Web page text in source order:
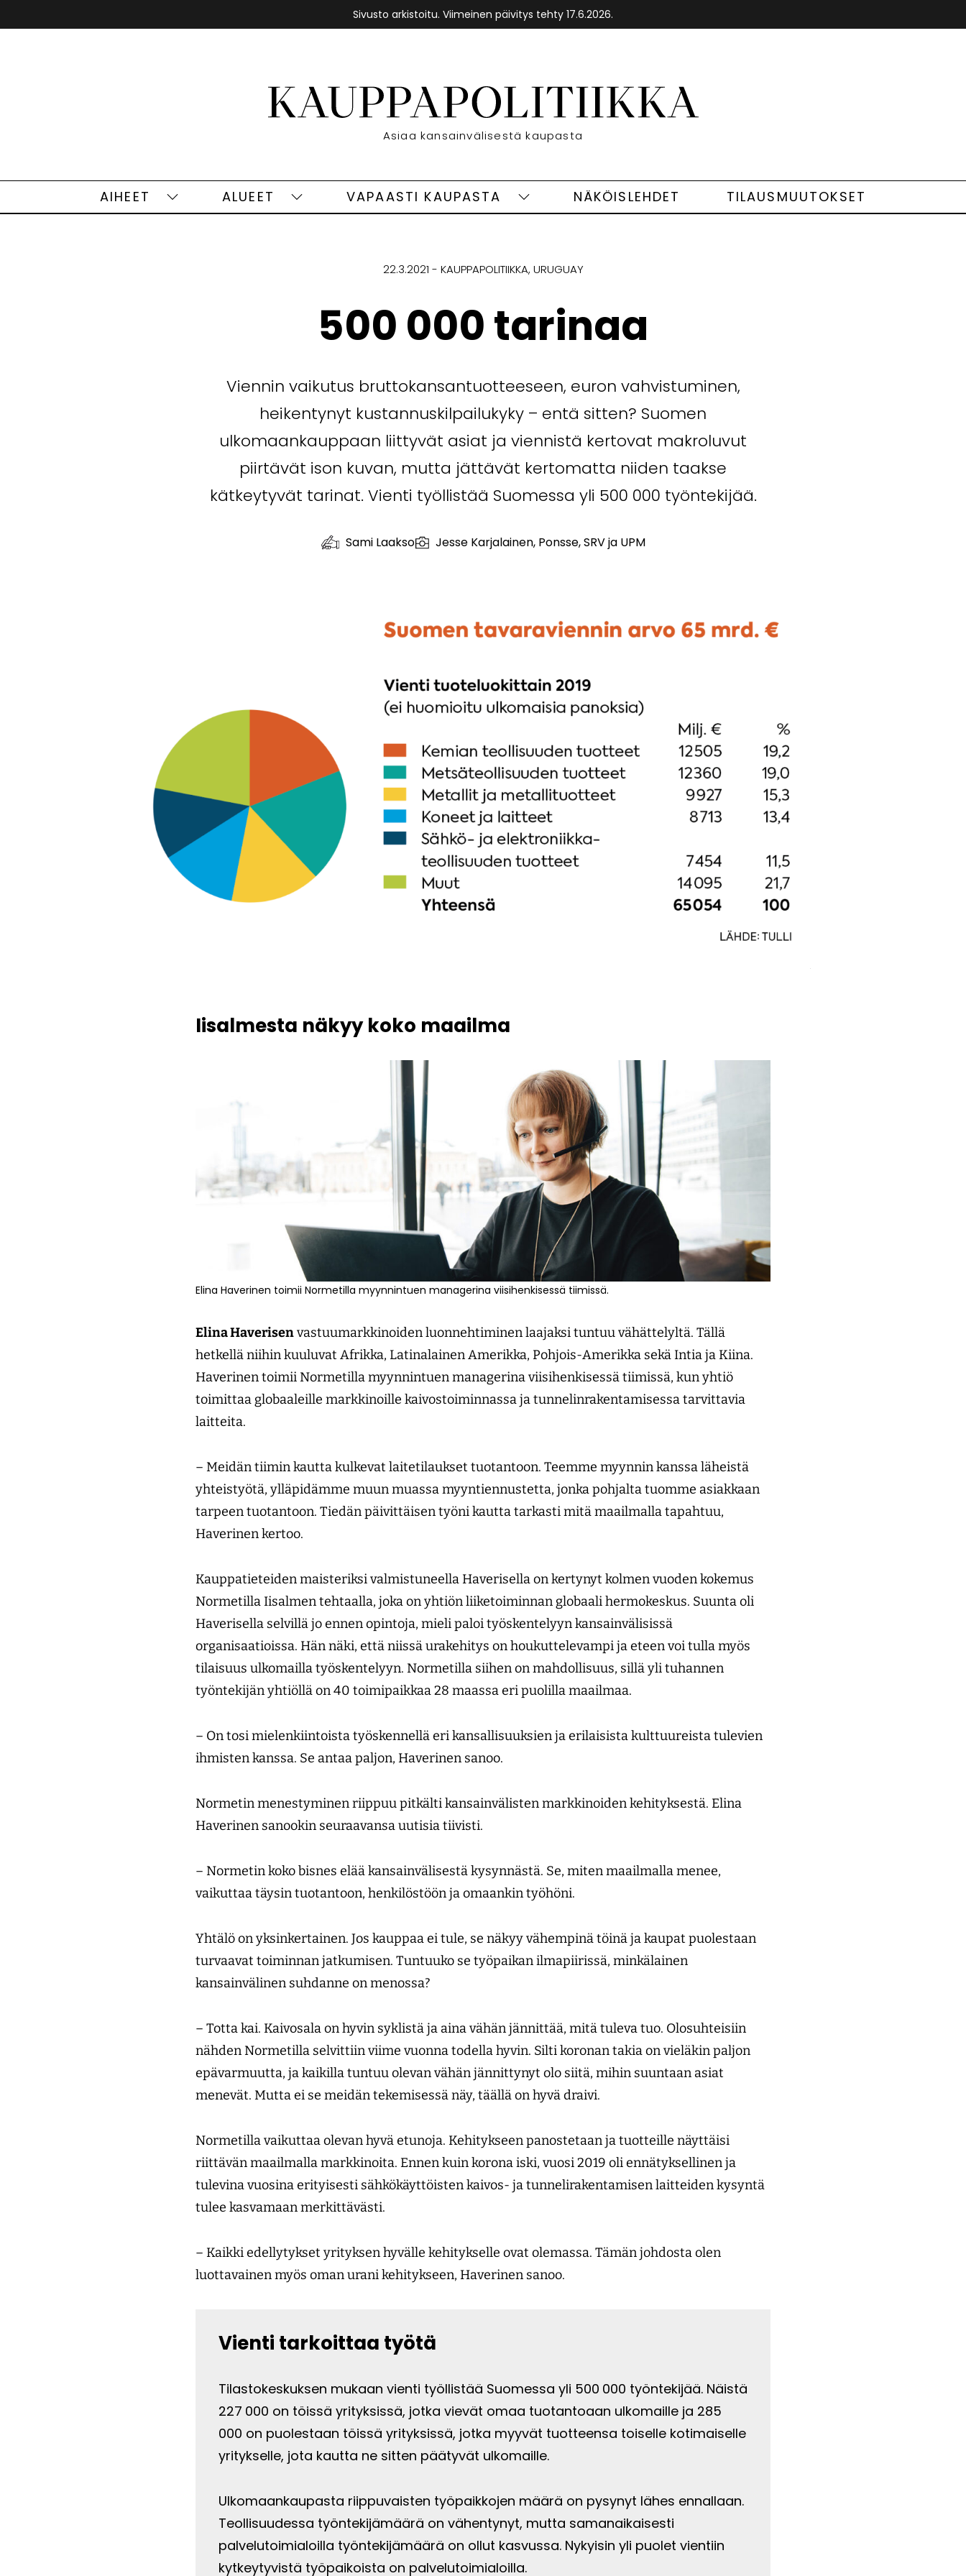
Sivusto arkistoitu. Viimeinen päivitys tehty 17.6.2026.
Etusivu
Asiaa kansainvälisestä kaupasta
AIHEET
Aiheet
ALUEET
Alueet
VAPAASTI KAUPASTA
VapaastiNÄKÖISLEHDET TILAUSMUUTOKSET
22.3.2021 KAUPPAPOLITIIKKA URUGUAY
500 000 tarinaa
Viennin vaikutus bruttokansantuotteeseen, euron vahvis­tuminen,
heikentynyt kustannuskilpailukyky – entä sitten? Suomen
ulkomaankauppaan liittyvät asiat ja viennistä kertovat makroluvut
piirtävät ison kuvan, mutta jättävät kertomatta niiden taakse
kätkeytyvät tarinat. Vienti työllistää Suomessa yli 500 000 työntekijää.
Sami Laakso Jesse Karjalainen, Ponsse, SRV ja UPM
Iisalmesta näkyy koko maailma
Elina Haverinen toimii Normetilla myynnintuen managerina viisihenkisessä tiimissä.
Elina Haverisenvastuumarkkinoiden luonnehtiminen laajaksi tuntuu vähättelyltä. Tällä
hetkellä niihin kuuluvat Afrikka, Latinalainen Amerikka, Pohjois-Amerikka sekä Intia ja Kiina.
Haverinen toimii Normetilla myynnintuen managerina viisihenkisessä tiimissä, kun yhtiö
toimittaa globaaleille markkinoille kaivostoiminnassa ja tunnelinrakentamisessa tarvittavia
laitteita.
– Meidän tiimin kautta kulkevat laitetilaukset tuotantoon. Teemme myynnin kanssa läheistä
yhteistyötä, ylläpidämme muun muassa myyntiennustetta, jonka pohjalta tuomme asiakkaan
tarpeen tuotantoon. Tiedän päivittäisen työni kautta tarkasti mitä maailmalla tapahtuu,
Haverinen kertoo.
Kauppatieteiden maisteriksi valmistuneella Haverisella on kertynyt kolmen vuoden kokemus
Normetilla Iisalmen tehtaalla, joka on yhtiön liiketoiminnan globaali hermokeskus. Suunta oli
Haverisella selvillä jo ennen opintoja, mieli paloi työskentelyyn kansainvälisissä
organisaatioissa. Hän näki, että niissä urakehitys on houkuttelevampi ja eteen voi tulla myös
tilaisuus ulkomailla työskentelyyn. Normetilla siihen on mahdollisuus, sillä yli tuhannen
työntekijän yhtiöllä on 40 toimipaikkaa 28 maassa eri puolilla maailmaa.
– On tosi mielenkiintoista työskennellä eri kansallisuuksien ja erilaisista kulttuureista tulevien
ihmisten kanssa. Se antaa paljon, Haverinen sanoo.
Normetin menestyminen riippuu pitkälti kansain­välisten markkinoiden kehityksestä. Elina
Haverinen sanookin seuraavansa uutisia tiivisti.
– Normetin koko bisnes elää kansainvälisestä kysynnästä. Se, miten maailmalla menee,
vaikuttaa täysin tuotantoon, henkilöstöön ja omaankin työhöni.
Yhtälö on yksinkertainen. Jos kauppaa ei tule, se näkyy vähempinä töinä ja kaupat puolestaan
turvaavat toiminnan jatkumisen. Tuntuuko se työpaikan ilmapiirissä, minkälainen
kansainvälinen suhdanne on menossa?
– Totta kai. Kaivosala on hyvin syklistä ja aina vähän jännittää, mitä tuleva tuo. Olosuhteisiin
nähden Normetilla selvittiin viime vuonna todella hyvin. Silti koronan takia on vieläkin paljon
epävarmuutta, ja kaikilla tuntuu olevan vähän jännittynyt olo siitä, mihin suuntaan asiat
menevät. Mutta ei se meidän tekemisessä näy, täällä on hyvä draivi.
Normetilla vaikuttaa olevan hyvä etunoja. Kehitykseen panostetaan ja tuotteille näyttäisi
riittävän maailmalla markkinoita. Ennen kuin korona iski, vuosi 2019 oli ennätyksellinen ja
tulevina vuosina erityisesti sähkökäyttöisten kaivos- ja tunneli­rakentamisen laitteiden kysyntä
tulee kasvamaan merkittävästi.
– Kaikki edellytykset yrityksen hyvälle kehitykselle ovat olemassa. Tämän johdosta olen
luottavainen myös oman urani kehitykseen, Haverinen sanoo.
Vienti tarkoittaa työtä
Tilastokeskuksen mukaan vienti työllistää Suomessa yli 500 000 työn­tekijää. Näistä
227 000 on töissä yrityksissä, jotka vievät omaa tuotantoaan ulkomaille ja 285
000 on puolestaan töissä yrityksissä, jotka myyvät tuotteensa toiselle kotimai­selle
yritykselle, jota kautta ne sitten päätyvät ulkomaille.
Ulkomaankaupasta riippuvaisten työpaikkojen määrä on pysynyt lähes ennallaan.
Teollisuudessa työntekijämäärä on vähentynyt, mutta samanaikaisesti
palvelutoimialoilla työntekijämäärä on ollut kasvussa. Nykyisin yli puolet vientiin
kytkeytyvistä työpaikoista on palvelutoimialoilla.